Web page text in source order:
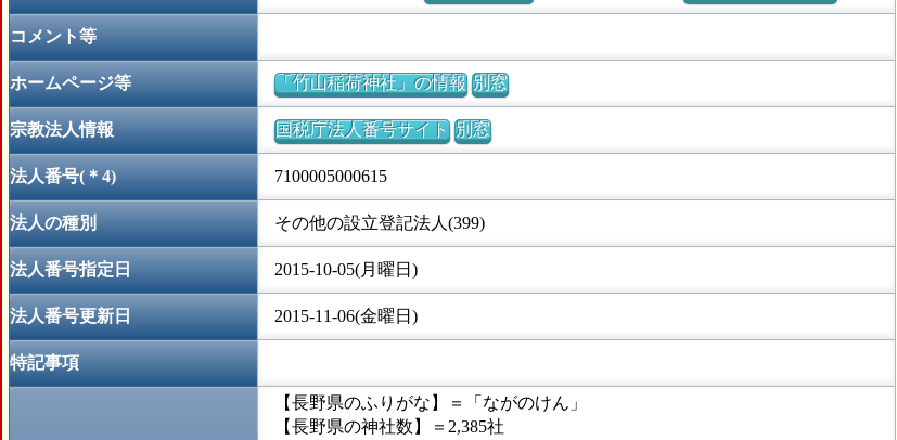
コメント等
ホームページ等 「竹山稲荷神社」の情報 別窓
宗教法人情報 国税庁法人番号サイト 別窓
法人番号(＊4) 7100005000615
法人の種別 その他の設立登記法人(399)
法人番号指定日 2015-10-05(月曜日)
法人番号更新日 2015-11-06(金曜日)
特記事項
【長野県のふりがな】＝「ながのけん」
【長野県の神社数】＝2,385社